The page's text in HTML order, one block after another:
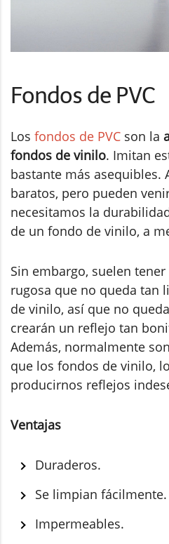
Fondos de PVC
Los fondos de PVC son la
fondos de vinilo. Imitan
bastante más asequibles.
baratos, pero pueden
necesitamos la
de un fondo de vinilo, a
Sin embargo, suelen
rugosa que no queda tan
de vinilo, así que no
crearán un reflejo tan
Además, normalmente
que los fondos de vinilo,
producirnos reflejos
Ventajas
Duraderos.
Se limpian fácilmente.
Impermeables.